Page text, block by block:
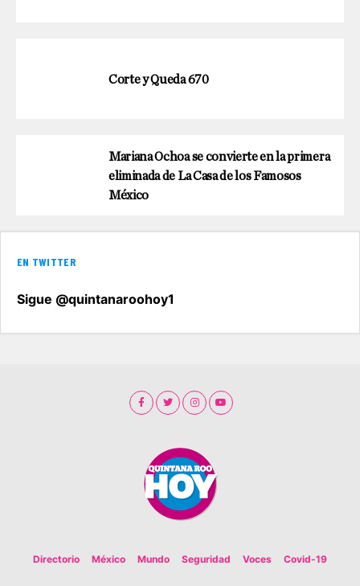
Corte y Queda 670
Mariana Ochoa se convierte en la primera
eliminada de La Casa de los Famosos
México
EN TWITTER
Sigue @quintanaroohoy1
Directorio México Mundo Seguridad Voces Covid-19